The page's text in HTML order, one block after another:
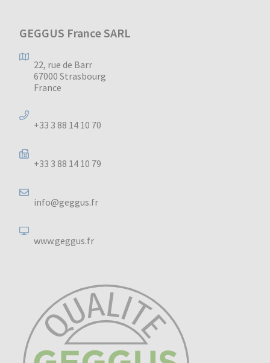
GEGGUS France SARL
22, rue de Barr
67000 Strasbourg
France
+33 3 88 14 10 70
+33 3 88 14 10 79
info@geggus.fr
www.geggus.fr